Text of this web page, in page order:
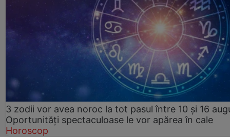
3 zodii vor avea noroc la tot pasul între 10 și 16
Oportunități spectaculoase le vor apărea în cale
Horoscop